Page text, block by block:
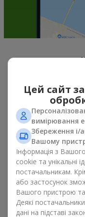
Якщо можна
то це, беззаперечно
саме ті квіти, з яких
тендітні, вони, не
подаровані, як до
порахувати скільки
що їх можна дарувати
тюльпан у руках вже
тюльпанів легко
Саме тому весняні
перших побачень,
Букет тюльпанів —
Цей сайт
вимірювання
Збереження і/
Вашому
Інформація з
cookie та унікальні
постачальникам.
або застосунок
Вашого пристрою
Деякі
дані на підставі